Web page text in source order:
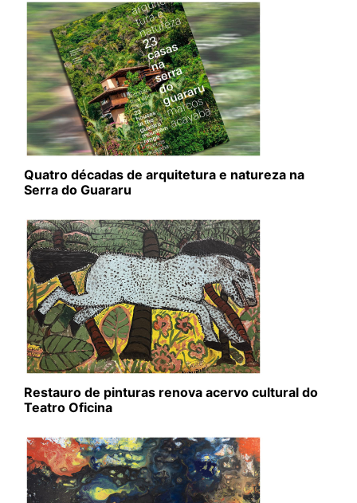
Quatro décadas de arquitetura e natureza na
Serra do Guararu
Restauro de pinturas renova acervo cultural do
Teatro Oficina